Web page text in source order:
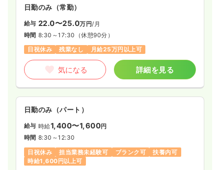
日勤のみ（常勤）
給与 22.0〜25.0万円/月
時間 8:30～17:30 （休憩90分）
日祝休み
残業なし 月給25万円以上可
気になる 詳細を見る
日勤のみ（パート）
給与 時給1,400〜1,600円
時間 8:30～12:30
日祝休み
担当業務未経験可 ブランク可
扶養内可
時給1,600円以上可